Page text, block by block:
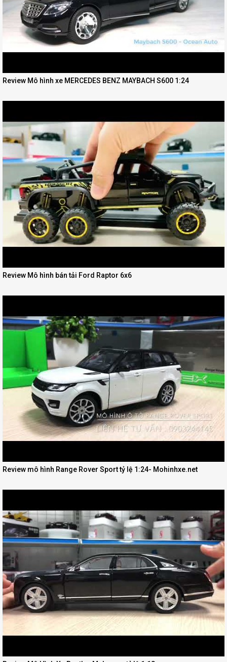
Review Mô hình xe MERCEDES BENZ MAYBACH S600 1:24
Review Mô hình bán tải Ford Raptor 6x6
Review mô hình Range Rover Sport tỷ lệ 1:24- Mohinhxe.net